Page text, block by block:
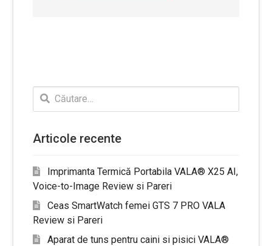
Caută
după:
Articole recente
Imprimanta Termică Portabila VALA® X25 AI,
Voice-to-Image Review si Pareri
Ceas SmartWatch femei GTS 7 PRO VALA
Review si Pareri
Aparat de tuns pentru caini si pisici VALA®